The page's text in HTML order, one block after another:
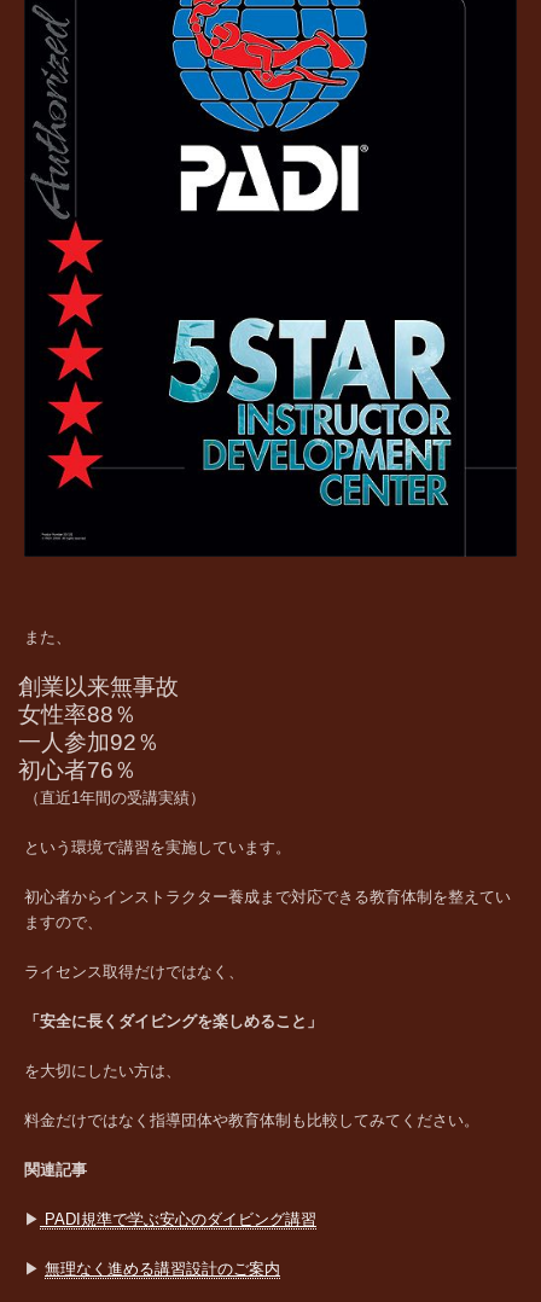
また、
創業以来無事故
女性率88％
一人参加92％
初心者76％
（直近1年間の受講実績）
という環境で講習を実施しています。
初心者からインストラクター養成まで対応できる教育体制を整えてい
ますので、
ライセンス取得だけではなく、
「安全に長くダイビングを楽しめること」
を大切にしたい方は、
料金だけではなく指導団体や教育体制も比較してみてください。
関連記事
▶ PADI規準で学ぶ安心のダイビング講習
▶ 無理なく進める講習設計のご案内